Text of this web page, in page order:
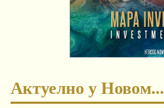
Актуелно у Новом...